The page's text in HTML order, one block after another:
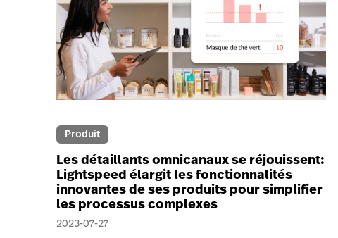
Produit
Les détaillants omnicanaux se réjouissent:
Lightspeed élargit les fonctionnalités
innovantes de ses produits pour simplifier
les processus complexes
2023-07-27